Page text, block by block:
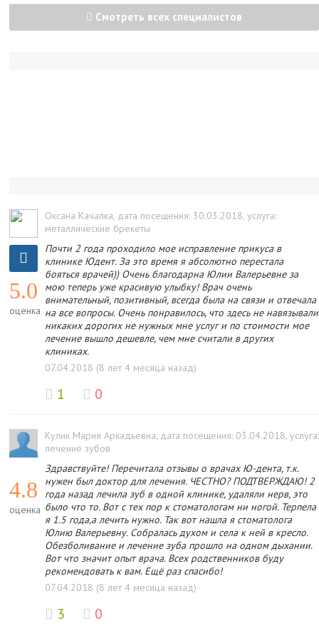
Смотреть всех специалистов
5.0
оценка
Оксана Качалка, дата посещения: 30.03.2018, услуга:
металлические брекеты
Почти 2 года проходило мое исправление прикуса в
клинике Юдент. За это время я абсолютно перестала
бояться врачей)) Очень благодарна Юлии Валерьевне за
мою теперь уже красивую улыбку! Врач очень
внимательный, позитивный, всегда была на связи и отвечала
на все вопросы. Очень понравилось, что здесь не навязывали
никаких дорогих не нужных мне услуг и по стоимости мое
лечение вышло дешевле, чем мне считали в других
клиниках.
07.04.2018 (8 лет 4 месяца назад)
1 0
4.8
оценка
Кулик Мария Аркадьевна, дата посещения: 03.04.2018, услуга:
лечение зубов
Здравствуйте! Перечитала отзывы о врачах Ю-дента, т.к.
нужен был доктор для лечения. ЧЕСТНО? ПОДТВЕРЖДАЮ! 2
года назад лечила зуб в одной клинике, удаляли нерв, это
было что то. Вот с тех пор к стоматологам ни ногой. Терпела
я 1.5 года,а лечить нужно. Так вот нашла я стоматолога
Юлию Валерьевну. Собралась духом и села к ней в кресло.
Обезболивание и лечение зуба прошло на одном дыхании.
Вот что значит опыт врача. Всех родственников буду
рекомендовать к вам. Ещё раз спасибо!
07.04.2018 (8 лет 4 месяца назад)
3 0